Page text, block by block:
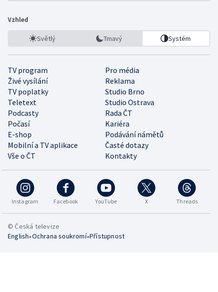
Vzhled
Světlý Tmavý Systém
TV program
Pro média
Živé vysílání
Reklama
TV poplatky
Studio Brno
Teletext
Studio Ostrava
Podcasty
Rada ČT
Počasí
Kariéra
E-shop
Podávání námětů
Mobilní a TV aplikace
Časté dotazy
Vše o ČT
Kontakty
Instagram Facebook YouTube X Threads
© Česká televize
English•Ochrana soukromí•Přístupnost